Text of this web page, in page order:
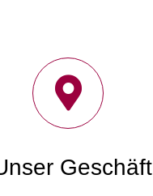
Geschäft